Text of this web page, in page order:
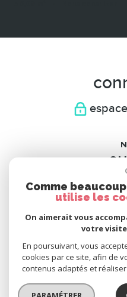
© 2026 | Tous droits
Comme
utilise les
On aimerait vous
votre
En poursuivant, vous
cookies par ce site, afin de
contenus adaptés et